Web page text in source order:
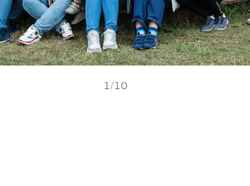
1/10